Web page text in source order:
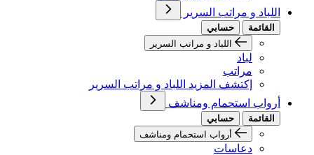
اللباد و مراتب السرير
القائمة
حسابي
اللباد و مراتب السرير
لباد
مراتب
إكتشف المزيد اللباد و مراتب السرير
أرواب استحمام ومناشف
القائمة
حسابي
أرواب استحمام ومناشف
دعاسات